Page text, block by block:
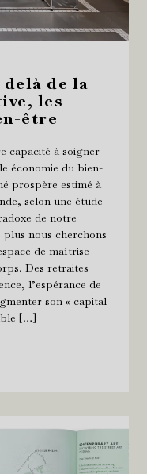
de la
les
être
capacité à soigner
économie du bien-
prospère estimé à
selon une étude
de notre
nous cherchons
de maîtrise
Des retraites
l’espérance de
son « capital
[…]